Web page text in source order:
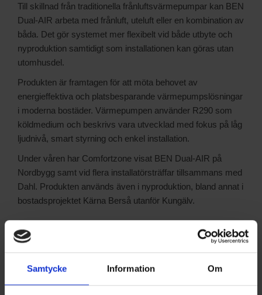
Samtycke Information Om
Till skillnad från traditionella frånluftsvärmepumpar kan BEN
Dual-AIR arbeta med frånluft, uteluft eller en kombination av
båda. Det gör systemet mer flexibelt vid både utbyte och
nyproduktion samtidigt som installationen kan göras utan
utomhusdel.
Produkten är framtagen för att möta behovet av
energieffektiva och platsbesparande värmepumpslösningar
i moderna bostäder. Värmepumpen använder R290 som
köldmedium och beskrivs vara utvecklad med fokus på låg
ljudnivå, smart styrning och enkel installation.
Under våren har Comfortzone visat BEN Dual-AIR på
Nordbygg samt vid flera installatörsträffar tillsammans med
Dahl. Produkten används även i nyproduktion, bland annat i
bostadsprojektet Kärna Berså utanför Kungälv.
Twitter